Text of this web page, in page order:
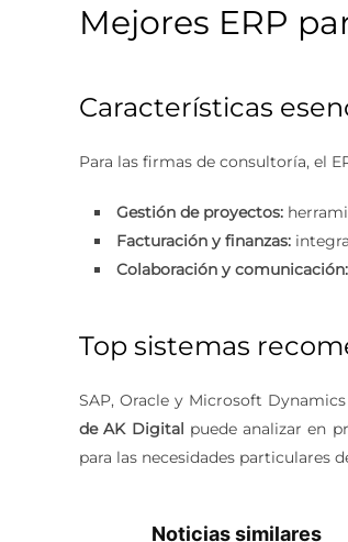
Mejores ERP
Características
Para las firmas de consultoría, el
Gestión de proyectos:
Facturación y finanzas:
Colaboración y comunicación:
Top sistemas
SAP, Oracle y Microsoft
de AK Digital puede analizar en
para las necesidades particulares
Noticias similares